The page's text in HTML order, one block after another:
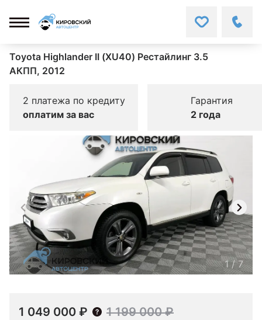
Toyota Highlander II (XU40) Рестайлинг 3.5
АКПП, 2012
2 платежа по кредиту
оплатим за вас
Гарантия
2 года
1/7
1 049 000 ₽ 1 199 000 ₽